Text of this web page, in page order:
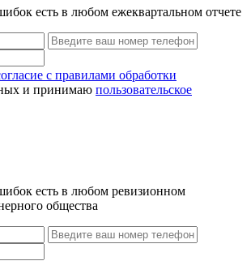
есть в любом ежеквартальном отчете
с правилами обработки
и принимаю пользовательское
есть в любом ревизионном
общества